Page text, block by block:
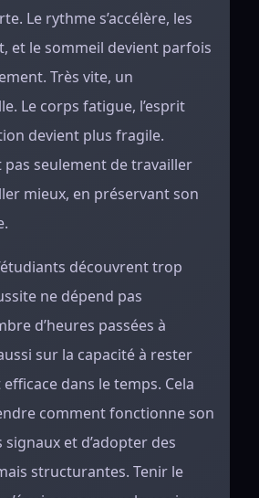
Le rythme s’accélère, les
et le sommeil devient parfois
Très vite, un
Le corps fatigue, l’esprit
devient plus fragile.
pas seulement de travailler
mieux, en préservant son
découvrent trop
ne dépend pas
d’heures passées à
sur la capacité à rester
dans le temps. Cela
comment fonctionne son
signaux et d’adopter des
structurantes. Tenir le